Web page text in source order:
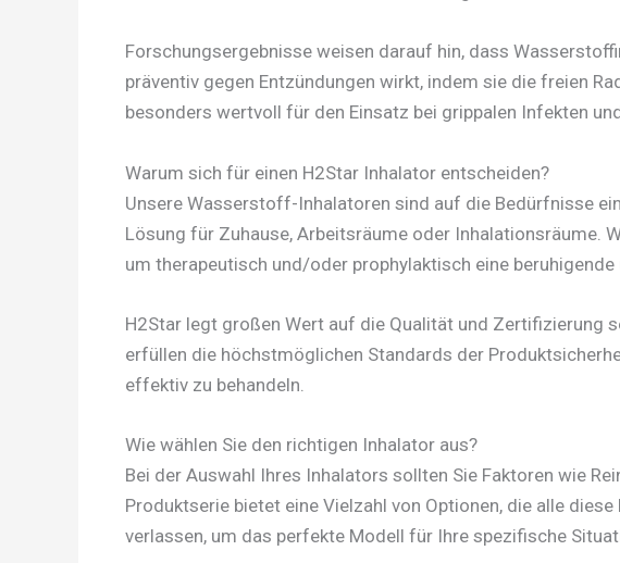
Forschungsergebnisse weisen darauf hin, dass
präventiv gegen Entzündungen wirkt, indem sie die freien
besonders wertvoll für den Einsatz bei grippalen Infekten
Warum sich für einen H2Star Inhalator entscheiden?
Unsere Wasserstoff-Inhalatoren sind auf die Bedürfnisse
Lösung für Zuhause, Arbeitsräume oder Inhalationsräume.
um therapeutisch und/oder prophylaktisch eine
H2Star legt großen Wert auf die Qualität und Zertifizierung
erfüllen die höchstmöglichen Standards der
effektiv zu behandeln.
Wie wählen Sie den richtigen Inhalator aus?
Bei der Auswahl Ihres Inhalators sollten Sie Faktoren wie
Produktserie bietet eine Vielzahl von Optionen, die alle
verlassen, um das perfekte Modell für Ihre spezifische